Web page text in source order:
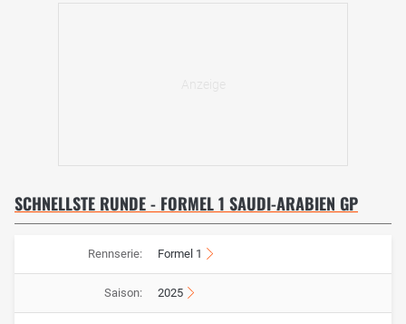
SCHNELLSTE RUNDE - FORMEL 1 SAUDI-ARABIEN GP
Rennserie: Formel 1
Saison: 2025